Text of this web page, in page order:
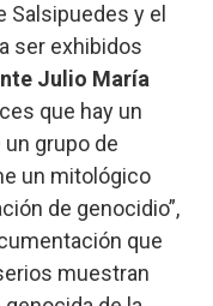
Salsipuedes y el
ser exhibidos
Julio María
que hay un
un grupo de
un mitológico
de genocidio”,
que
muestran